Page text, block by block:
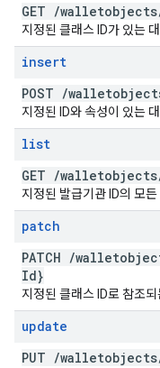
GET /walletobjects
지정된 클래스 ID가 있는
insert
POST /
지정된 ID와 속성이 있는
list
GET /walletobjects
지정된 발급기관 ID의 모
patch
PATCH /
Id}
지정된 클래스 ID로 참조
update
PUT /walletobjects